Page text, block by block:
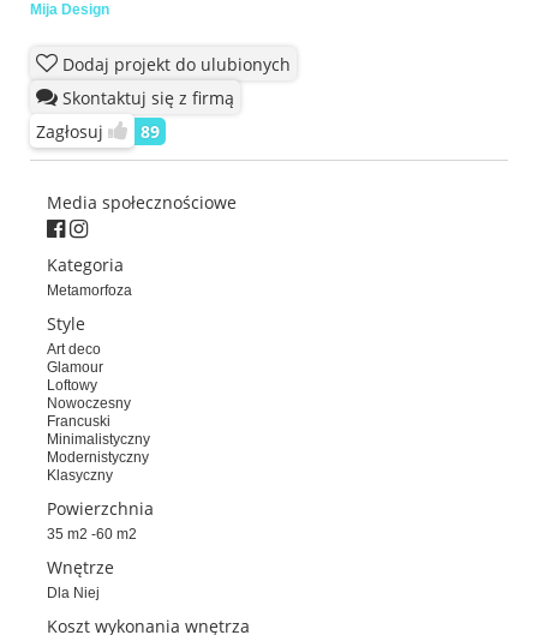
Mija Design
Dodaj projekt do ulubionych
Skontaktuj się z firmą
Zagłosuj
89
Media społecznościowe
Kategoria
Metamorfoza
Style
Art deco
Glamour
Loftowy
Nowoczesny
Francuski
Minimalistyczny
Modernistyczny
Klasyczny
Powierzchnia
35 m2 -60 m2
Wnętrze
Dla Niej
Koszt wykonania wnętrza